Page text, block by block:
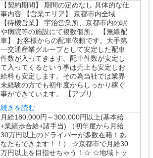
【契約期間】 期間の定めなし 具体的な仕
事内容 【営業エリア】 京都市内全域
【待機営業】 宇治営業所、京都市内の駅
や病院等の施設にて複数個所。 【無線配
車】 お客様からの配車依頼です。大手第
一交通産業グループとして安定した配車
件数が入ってきます。配車件数が安定し
て入ってくるという事は売上も安定しお
給料も安定します。その為当社では業界
未経験の方でも初年度からしっかり稼ぐ
事ができています。 【アプリ…
続きを読む
月給180,000円～300,000円以上(基本給
+業績歩合給+諸手当) （初年度から月給
30万円以上のドライバーが多数在籍！あ
なたもできます！！） ☆京都市で月給30
万円以上を目指せちゃう！☆ ☆地域トッ